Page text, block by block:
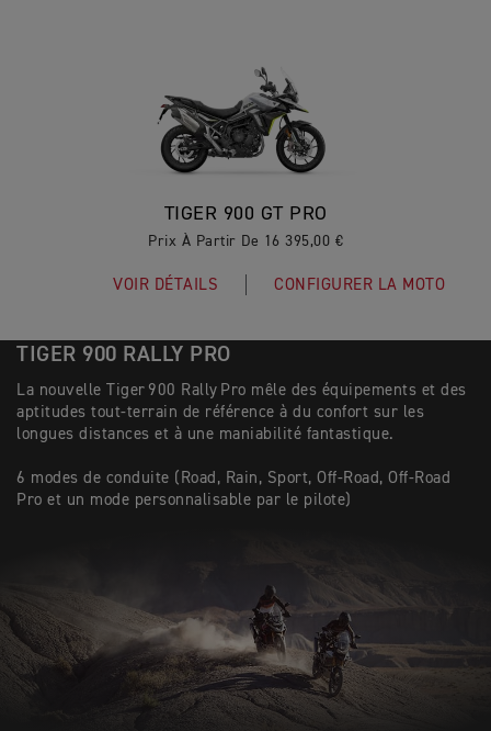
TIGER 900 GT PRO
Prix À Partir De 16 395,00 €
VOIR DÉTAILS CONFIGURER LA MOTO
TIGER 900 RALLY PRO
La nouvelle Tiger 900 Rally Pro mêle des équipements et des
aptitudes tout-terrain de référence à du confort sur les
longues distances et à une maniabilité fantastique.
6 modes de conduite (Road, Rain, Sport, Off-Road, Off-Road
Pro et un mode personnalisable par le pilote)